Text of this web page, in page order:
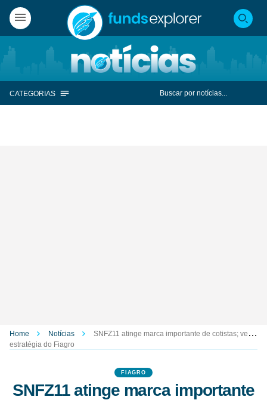
CATEGORIAS
Home Notícias
SNFZ11 atinge marca importante de cotistas; veja
estratégia do Fiagro
FIAGRO
SNFZ11 atinge marca importante